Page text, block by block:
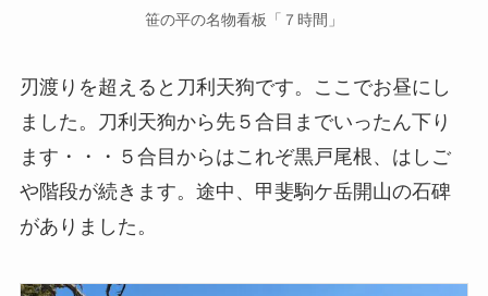
笹の平の名物看板「７時間」
刃渡りを超えると刀利天狗です。ここでお昼にし
ました。刀利天狗から先５合目までいったん下り
ます・・・５合目からはこれぞ黒戸尾根、はしご
や階段が続きます。途中、甲斐駒ケ岳開山の石碑
がありました。